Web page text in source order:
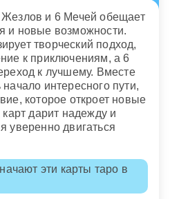
и 6 Мечей обещает
и новые возможности.
творческий подход,
к приключениям, а 6
к лучшему. Вместе
интересного пути,
которое откроет новые
дарит надежду и
уверенно двигаться
эти карты таро в